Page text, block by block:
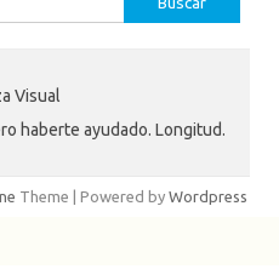
Visual
haberte ayudado. Longitud.
Theme | Powered by Wordpress